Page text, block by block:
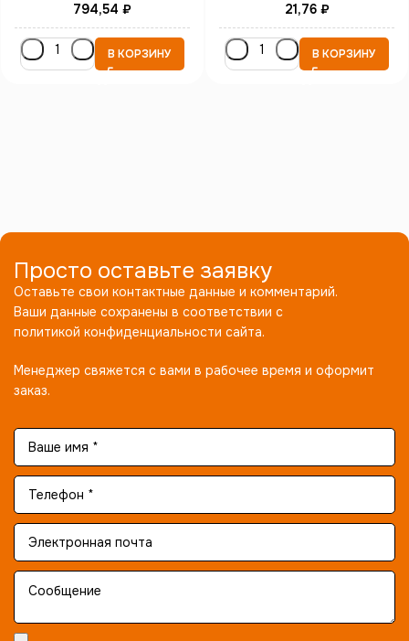
794,54 ₽
В КОРЗИНУ
21,76 ₽
В КОРЗИНУ
Просто оставьте заявку
Оставьте свои контактные данные и комментарий.
Ваши данные сохранены в соответствии с
политикой конфиденциальности сайта.
Менеджер свяжется с вами в рабочее время и оформит
заказ.